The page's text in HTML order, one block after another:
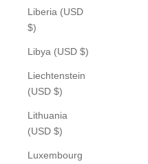
Liberia (USD
$)
Libya (USD $)
Liechtenstein
(USD $)
Lithuania
(USD $)
Luxembourg